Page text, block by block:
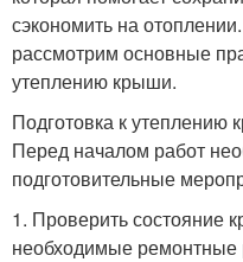
сэкономить на
рассмотрим основные
утеплению крыши.
Подготовка к утеплению
Перед началом работ
подготовительные
1. Проверить состояние
необходимые ремонтные